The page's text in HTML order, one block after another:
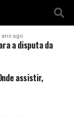
ano ago
a disputa da
assistir,